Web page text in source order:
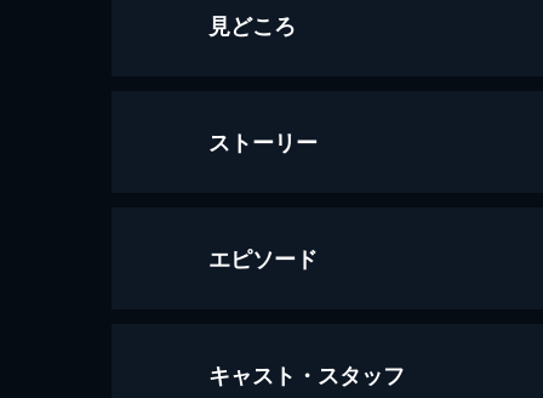
見どころ
ストーリー
エピソード
この世界の片隅に
キャスト・スタッフ